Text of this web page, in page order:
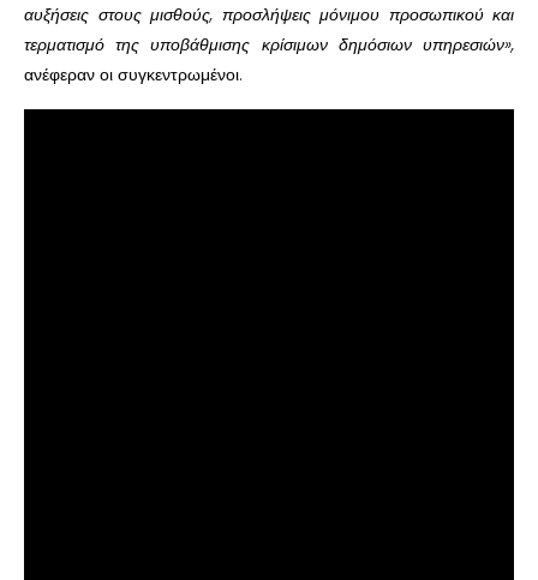
αυξήσεις στους μισθούς, προσλήψεις μόνιμου προσωπικού και
τερματισμό της υποβάθμισης κρίσιμων δημόσιων υπηρεσιών»,
ανέφεραν οι συγκεντρωμένοι.